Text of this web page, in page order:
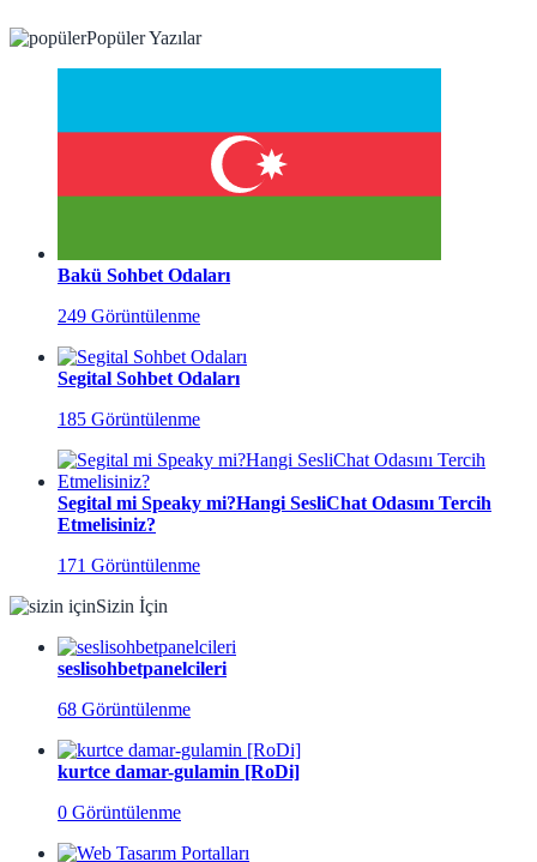
Popüler Yazılar
Bakü Sohbet Odaları
249 Görüntülenme
Segital Sohbet Odaları
185 Görüntülenme
Segital mi Speaky mi?Hangi SesliChat Odasını Tercih
Etmelisiniz?
171 Görüntülenme
Sizin İçin
seslisohbetpanelcileri
68 Görüntülenme
kurtce damar-gulamin [RoDi]
0 Görüntülenme